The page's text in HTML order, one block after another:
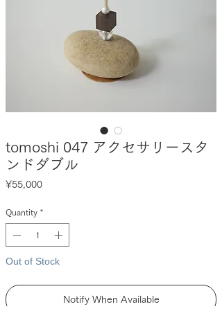
tomoshi 047 アクセサリースタ
ンドダブル
¥55,000Price
Quantity *
Out of Stock
Notify When Available